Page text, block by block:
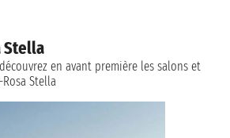
Stella
en avant première les salons et
Stella